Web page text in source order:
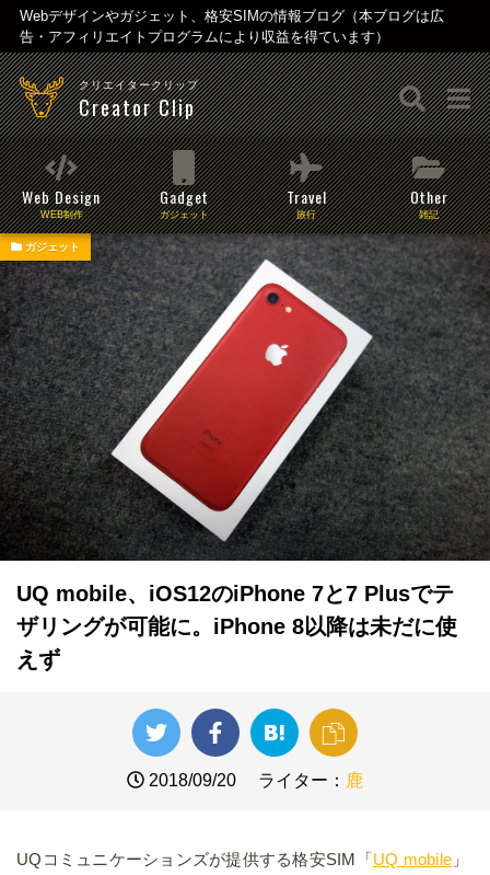
Webデザインやガジェット、格安SIMの情報ブログ（本ブログは広
告・アフィリエイトプログラムにより収益を得ています）
クリエイタークリップ
Creator Clip
Web Design
WEB制作
Gadget
ガジェット
Travel
旅行
Other
雑記
ガジェット
UQ mobile、iOS12のiPhone 7と7 Plusでテ
ザリングが可能に。iPhone 8以降は未だに使
えず
2018/09/20 ライター： 鹿
UQコミュニケーションズが提供する格安SIM「UQ mobile 」